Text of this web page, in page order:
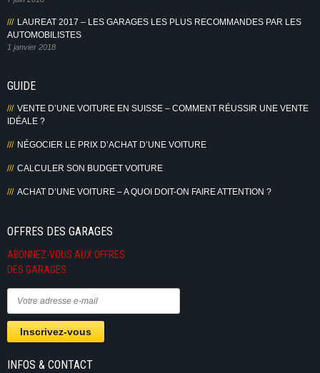
LAUREAT 2017 – LES GARAGES LES PLUS RECOMMANDES PAR LES
AUTOMOBILISTES
1 janvier 2018
GUIDE
VENTE D’UNE VOITURE EN SUISSE – COMMENT RÉUSSIR UNE VENTE
IDÉALE ?
NÉGOCIER LE PRIX D’ACHAT D’UNE VOITURE
CALCULER SON BUDGET VOITURE
ACHAT D’UNE VOITURE – A QUOI DOIT-ON FAIRE ATTENTION ?
OFFRES DES GARAGES
ABONNEZ-VOUS AUX OFFRES
DES GARAGES
INFOS & CONTACT